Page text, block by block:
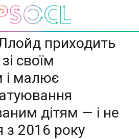
приходить
своїм
і малює
дітям — і не
з 2016 року